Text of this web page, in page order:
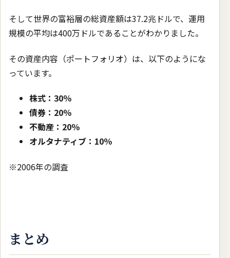
そして世界の富裕層の総資産額は37.2兆ドルで、運用
規模の平均は400万ドルであることがわかりました。
その資産内容（ポートフォリオ）は、以下のようにな
っています。
株式：30％
債券：20％
不動産：20％
オルタナティブ：10％
※2006年の調査
まとめ